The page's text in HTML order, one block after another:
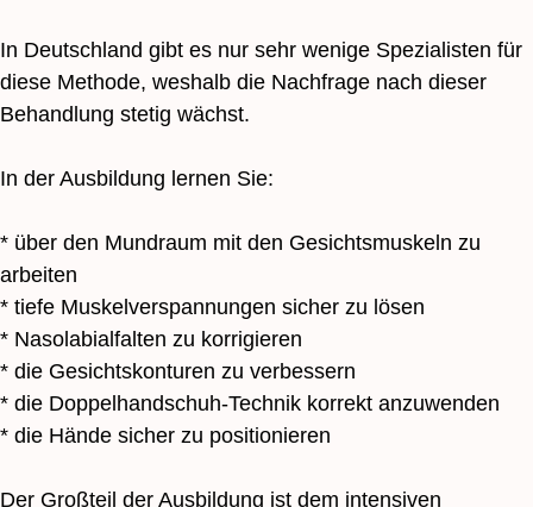
In Deutschland gibt es nur sehr wenige Spezialisten für
diese Methode, weshalb die Nachfrage nach dieser
Behandlung stetig wächst.
In der Ausbildung lernen Sie:
* über den Mundraum mit den Gesichtsmuskeln zu
arbeiten
* tiefe Muskelverspannungen sicher zu lösen
* Nasolabialfalten zu korrigieren
* die Gesichtskonturen zu verbessern
* die Doppelhandschuh-Technik korrekt anzuwenden
* die Hände sicher zu positionieren
Der Großteil der Ausbildung ist dem intensiven
Пишите и задавайте вопросы по
постараюсь рассказать всю
Номер телефона:
893
Вы можете оставить отзывы на
курсы Академии перейдя по ссылке
Контакты
ОСТАВИТЬ ОТЗЫВ